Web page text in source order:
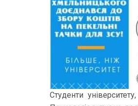
Студенти